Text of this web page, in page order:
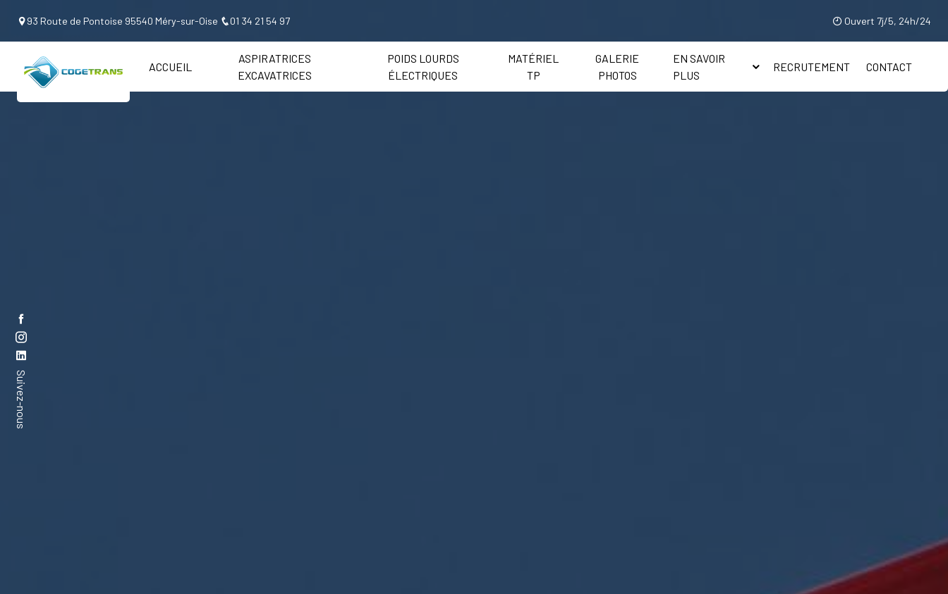
93 Route de Pontoise 95540 Méry-sur-Oise 01 34 21 54 97 Ouvert 7j/5, 24h/24
ACCUEIL
ASPIRATRICES
EXCAVATRICES
POIDS LOURDS
ÉLECTRIQUES
MATÉRIEL
TP
GALERIE
PHOTOS
EN SAVOIR
PLUS
RECRUTEMENT CONTACT